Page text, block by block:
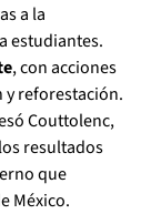
a la
estudiantes.
, con acciones
reforestación.
Couttolenc,
resultados
que
México.